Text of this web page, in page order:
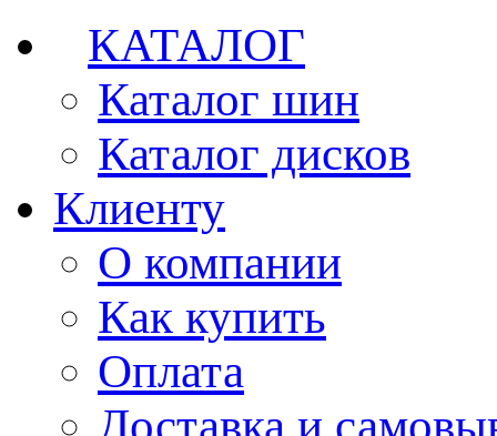
КАТАЛОГ
Каталог шин
Каталог дисков
Клиенту
О компании
Как купить
Оплата
Доставка и